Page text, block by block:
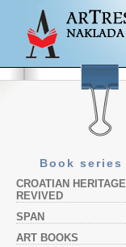
Book series
CROATIAN HERITAGE
REVIVED
SPAN
ART BOOKS